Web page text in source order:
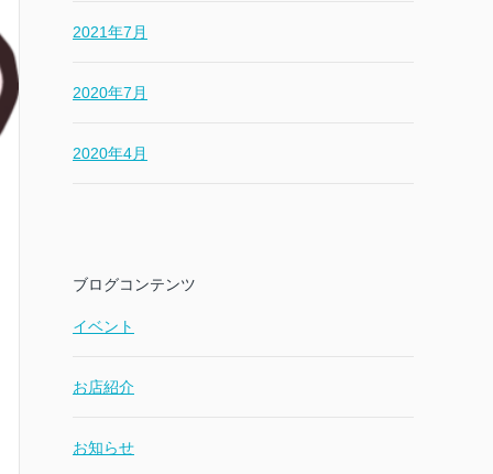
2021年7月
2020年7月
2020年4月
ブログコンテンツ
イベント
お店紹介
お知らせ